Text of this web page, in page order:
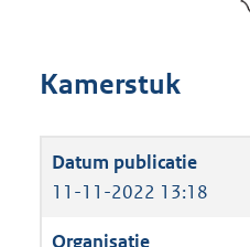
Kamerstuk
11-11-2022 13:18